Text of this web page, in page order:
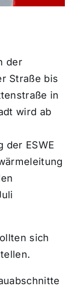
der
Straße bis
in
wird ab
der ESWE
sich